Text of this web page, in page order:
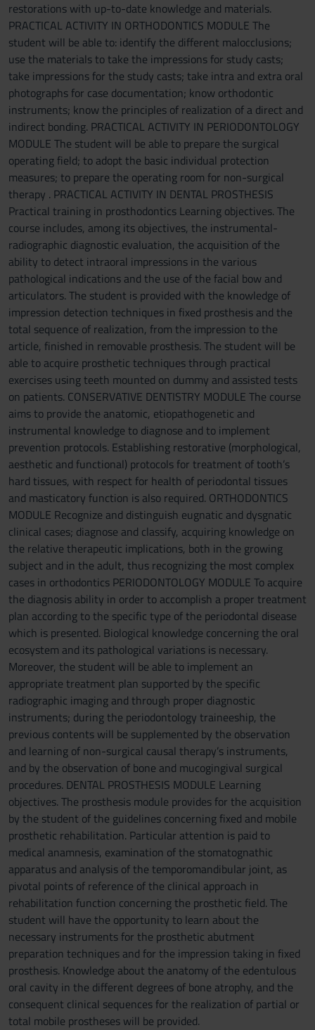
restorations with up-to-date knowledge and materials.
PRACTICAL ACTIVITY IN ORTHODONTICS MODULE The
student will be able to: identify the different malocclusions;
use the materials to take the impressions for study casts;
take impressions for the study casts; take intra and extra oral
photographs for case documentation; know orthodontic
instruments; know the principles of realization of a direct and
indirect bonding. PRACTICAL ACTIVITY IN PERIODONTOLOGY
MODULE The student will be able to prepare the surgical
operating field; to adopt the basic individual protection
measures; to prepare the operating room for non-surgical
therapy . PRACTICAL ACTIVITY IN DENTAL PROSTHESIS
Practical training in prosthodontics Learning objectives. The
course includes, among its objectives, the instrumental-
radiographic diagnostic evaluation, the acquisition of the
ability to detect intraoral impressions in the various
pathological indications and the use of the facial bow and
articulators. The student is provided with the knowledge of
impression detection techniques in fixed prosthesis and the
total sequence of realization, from the impression to the
article, finished in removable prosthesis. The student will be
able to acquire prosthetic techniques through practical
exercises using teeth mounted on dummy and assisted tests
on patients. CONSERVATIVE DENTISTRY MODULE The course
aims to provide the anatomic, etiopathogenetic and
instrumental knowledge to diagnose and to implement
prevention protocols. Establishing restorative (morphological,
aesthetic and functional) protocols for treatment of tooth’s
hard tissues, with respect for health of periodontal tissues
and masticatory function is also required. ORTHODONTICS
MODULE Recognize and distinguish eugnatic and dysgnatic
clinical cases; diagnose and classify, acquiring knowledge on
the relative therapeutic implications, both in the growing
subject and in the adult, thus recognizing the most complex
cases in orthodontics PERIODONTOLOGY MODULE To acquire
the diagnosis ability in order to accomplish a proper treatment
plan according to the specific type of the periodontal disease
which is presented. Biological knowledge concerning the oral
ecosystem and its pathological variations is necessary.
Moreover, the student will be able to implement an
appropriate treatment plan supported by the specific
radiographic imaging and through proper diagnostic
instruments; during the periodontology traineeship, the
previous contents will be supplemented by the observation
and learning of non-surgical causal therapy’s instruments,
and by the observation of bone and mucogingival surgical
procedures. DENTAL PROSTHESIS MODULE Learning
objectives. The prosthesis module provides for the acquisition
by the student of the guidelines concerning fixed and mobile
prosthetic rehabilitation. Particular attention is paid to
medical anamnesis, examination of the stomatognathic
apparatus and analysis of the temporomandibular joint, as
pivotal points of reference of the clinical approach in
rehabilitation function concerning the prosthetic field. The
student will have the opportunity to learn about the
necessary instruments for the prosthetic abutment
preparation techniques and for the impression taking in fixed
prosthesis. Knowledge about the anatomy of the edentulous
oral cavity in the different degrees of bone atrophy, and the
consequent clinical sequences for the realization of partial or
total mobile prostheses will be provided.